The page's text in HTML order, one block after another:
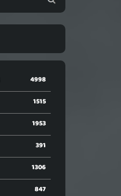
4998
1515
1953
391
1306
847